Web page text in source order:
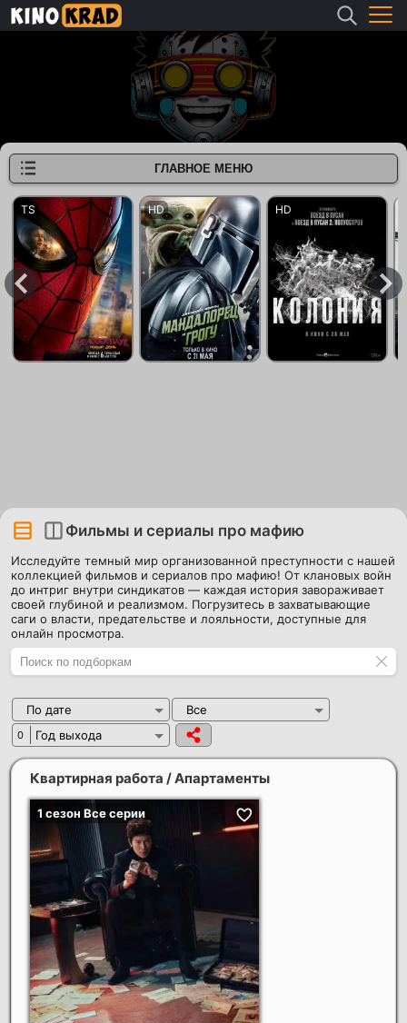
Фильмы и сериалы про мафию
Исследуйте темный мир организованной преступности с нашей
коллекцией фильмов и сериалов про мафию! От клановых войн
до интриг внутри синдикатов — каждая история завораживает
своей глубиной и реализмом. Погрузитесь в захватывающие
саги о власти, предательстве и лояльности, доступные для
онлайн просмотра.
По дате Все
0 Год выхода
Квартирная работа / Апартаменты
ГЛАВНОЕ МЕНЮ